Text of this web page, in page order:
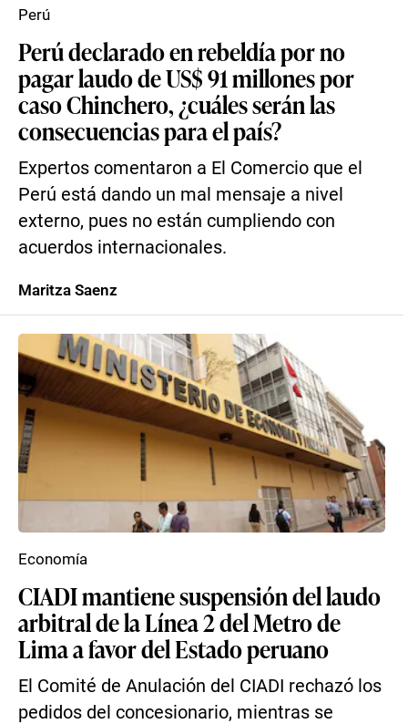
Perú declarado en rebeldía por no
pagar laudo de US$ 91 millones por
caso Chinchero, ¿cuáles serán las
consecuencias para el país?
Expertos comentaron a El Comercio que el
Perú está dando un mal mensaje a nivel
externo, pues no están cumpliendo con
acuerdos internacionales.
Perú
Maritza Saenz
CIADI mantiene suspensión del laudo
arbitral de la Línea 2 del Metro de
Lima a favor del Estado peruano
El Comité de Anulación del CIADI rechazó los
pedidos del concesionario, mientras se
Economía